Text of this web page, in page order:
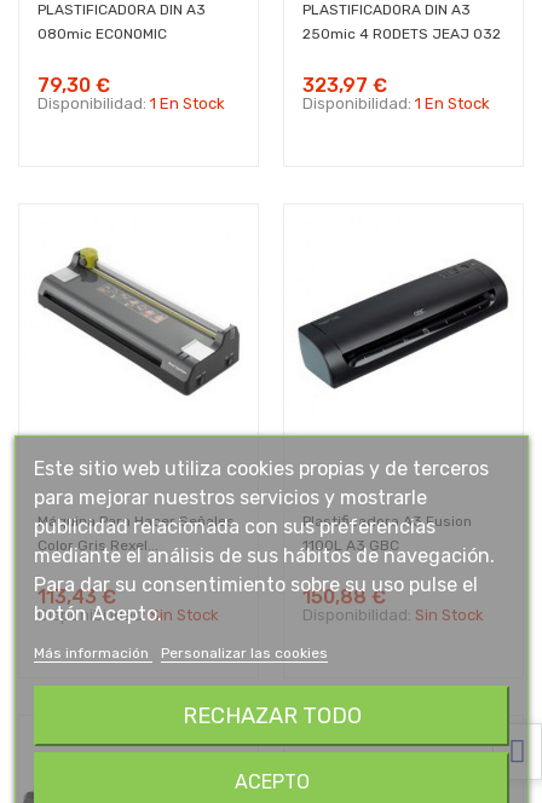
PLASTIFICADORA DIN A3
080mic ECONOMIC
79,30 €
Disponibilidad: 1 En Stock
PLASTIFICADORA DIN A3
250mic 4 RODETS JEAJ 032
323,97 €
Disponibilidad: 1 En Stock
Máquina Para Hacer Señales,
Color Gris Rexel...
113,43 €
Disponibilidad:Sin Stock
Plastificadora A3 Fusion
1100L A3 GBC
150,88 €
Disponibilidad: Sin Stock
Este sitio web utiliza cookies propias y de terceros
para mejorar nuestros servicios y mostrarle
publicidad relacionada con sus preferencias
mediante el análisis de sus hábitos de navegación.
Para dar su consentimiento sobre su uso pulse el
botón Acepto.
Más información Personalizar las cookies
RECHAZAR TODO
ACEPTO